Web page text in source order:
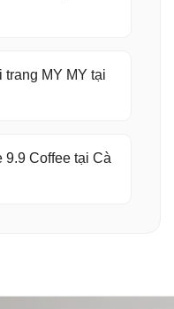
MY MY tại
9.9 Coffee tại Cà